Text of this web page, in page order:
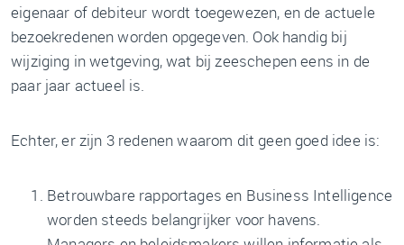
eigenaar of debiteur wordt toegewezen, en de actuele
bezoekredenen worden opgegeven. Ook handig bij
wijziging in wetgeving, wat bij zeeschepen eens in de
paar jaar actueel is.
Echter, er zijn 3 redenen waarom dit geen goed idee is:
Betrouwbare rapportages en Business Intelligence
worden steeds belangrijker voor havens.